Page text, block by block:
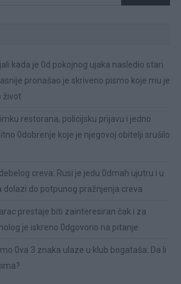
kada je 0d pokojnog ujaka nasledio stari
pronašao je skriveno pismo koje mu je
život
restorana, policijsku prijavu i jedno
0dobrenje koje je njegovoj obitelji srušilo
creva: Rusi je jedu 0dmah ujutru i u
dolazi do potpunog pražnjenja creva
prestaje biti zainteresiran čak i za
je iskreno 0dgovorio na pitanje
0va 3 znaka ulaze u klub bogataša: Da li